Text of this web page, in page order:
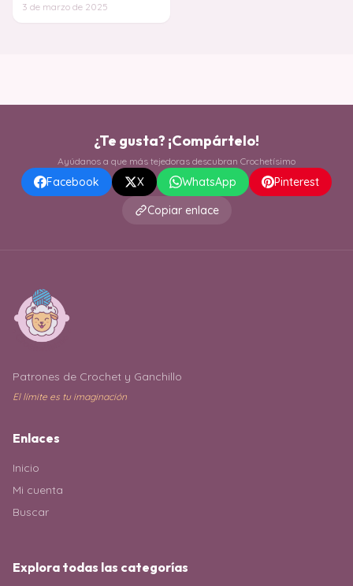
efecto artesa
3 de marzo de 2025
¿Te gusta? ¡Compártelo!
Ayúdanos a que más tejedoras descubran Crochetísimo
Facebook X WhatsApp
Pinterest
Copiar enlace
Patrones de Crochet y Ganchillo
El límite es tu imaginación
Enlaces
Inicio
Mi cuenta
Buscar
Explora todas las categorías